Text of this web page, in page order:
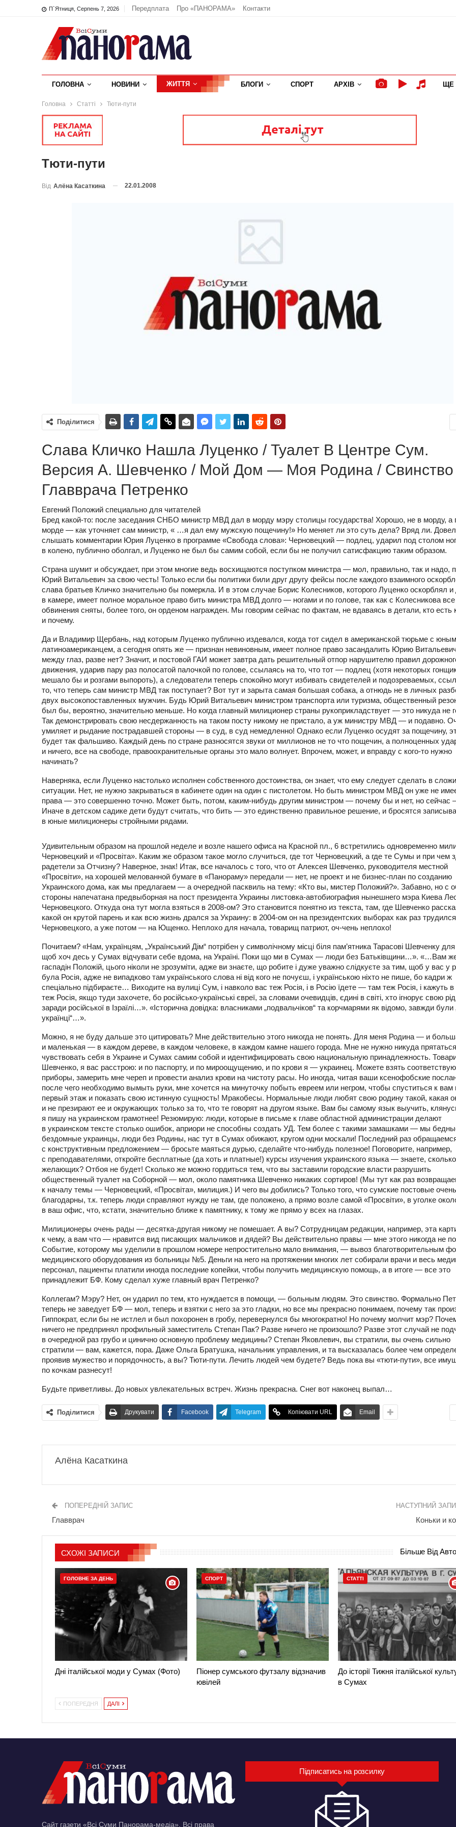
П`ятниця, Серпень 7, 2026 Передплата Про «ПАНОРАМА» Контакти
ГОЛОВНА НОВИНИ ЖИТТЯ БЛОГИ СПОРТ АРХІВ ЩЕ
Головна Статті Тюти-пути
Тюти-пути
Від Алёна Касаткина 22.01.2008
Поділитися
Слава Кличко Нашла Луценко / Туалет В Центре Сум.
Версия А. Шевченко / Мой Дом — Моя Родина / Свинство
Главврача Петренко
Евгений Положий специально для читателей
Бред какой-то: после заседания СНБО министр МВД дал в морду мэру столицы государства! Хорошо, не в морду, а
морде — как уточняет сам министр, « …я дал ему мужскую пощечину!» Но меняет ли это суть дела? Вряд ли.
слышать комментарии Юрия Луценко в программе «Свобода слова»: Черновецкий — подлец, ударил под столом
в колено, публично оболгал, и Луценко не был бы самим собой, если бы не получил сатисфакцию таким образом.
Страна шумит и обсуждает, при этом многие ведь восхищаются поступком министра — мол, правильно, так и надо,
Юрий Витальевич за свою честь! Только если бы политики били друг другу фейсы после каждого взаимного
слава братьев Кличко значительно бы померкла. И в этом случае Борис Колесников, которого Луценко оскорблял
в камере, имеет полное моральное право бить министра МВД долго — ногами и по голове, так как с Колесникова все
обвинения сняты, более того, он орденом награжден. Мы говорим сейчас по фактам, не вдаваясь в детали, кто есть
и почему.
Да и Владимир Щербань, над которым Луценко публично издевался, когда тот сидел в американской тюрьме с юным
латиноамериканцем, а сегодня опять же — признан невиновным, имеет полное право засандалить Юрию
между глаз, разве нет? Значит, и постовой ГАИ может завтра дать решительный отпор нарушителю правил
движения, ударив пару раз полосатой палочкой по голове, ссылаясь на то, что тот — подлец (хотя некоторых
мешало бы и розгами выпороть), а следователи теперь спокойно могут избивать свидетелей и подозреваемых,
то, что теперь сам министр МВД так поступает? Вот тут и зарыта самая большая собака, а отнюдь не в личных
двух высокопоставленных мужчин. Будь Юрий Витальевич министром транспорта или туризма, общественный
был бы, вероятно, значительно меньше. Но когда главный милиционер страны рукоприкладствует — это никуда не
Так демонстрировать свою несдержанность на таком посту никому не пристало, а уж министру МВД — и подавно.
умиляет и рыдание пострадавшей стороны — в суд, в суд немедленно! Однако если Луценко осудят за пощечину,
будет так фальшиво. Каждый день по стране разносятся звуки от миллионов не то что пощечин, а полноценных
и ничего, все на свободе, правоохранительные органы это мало волнует. Впрочем, может, и вправду с кого-то нужно
начинать?
Наверняка, если Луценко настолько исполнен собственного достоинства, он знает, что ему следует сделать в
ситуации. Нет, не нужно закрываться в кабинете один на один с пистолетом. Но быть министром МВД он уже не
права — это совершенно точно. Может быть, потом, каким-нибудь другим министром — почему бы и нет, но сейчас
Иначе в детском садике дети будут считать, что бить — это единственно правильное решение, и бросятся
в юные милиционеры стройными рядами.
Удивительным образом на прошлой неделе и возле нашего офиса на Красной пл., 6 встретились одновременно
Черновецкий и «Просвіта». Каким же образом такое могло случиться, где тот Черновецкий, а где те Сумы и при чем
радетели за Отчизну? Наверное, знак! Итак, все началось с того, что от Алексея Шевченко, руководителя местной
«Просвіти», на хорошей мелованной бумаге в «Панораму» передали — нет, не проект и не бизнес-план по созданию
Украинского дома, как мы предлагаем — а очередной пасквиль на тему: «Кто вы, мистер Положий?». Забавно, но с
стороны напечатана предвыборная на пост президента Украины листовка-автобиография нынешнего мэра Киева
Черновецкого. Откуда она тут могла взяться в 2008-ом? Это становится понятно из текста, там, где Шевченко
какой он крутой парень и как всю жизнь дрался за Украину: в 2004-ом он на президентских выборах как раз
Черновецкого, а уже потом — на Ющенко. Неплохо для начала, товарищ патриот, оч-чень неплохо!
Почитаем? «Нам, українцям, „Український Дім“ потрібен у символічному місці біля пам’ятника Тарасові Шевченку для
щоб хоч десь у Сумах відчувати себе вдома, на Україні. Поки що ми в Сумах — люди без Батьківщини…». «…Вам
гаспадін Положій, цього ніколи не зрозуміти, адже ви знаєте, що робите і дуже уважно слідкуєте за тим, щоб у вас у
була Росія, адже не випадково там українського слова ні від кого не почуєш, і українською ніхто не пише, бо кадри ж
спеціально підбираєте… Виходите на вулиці Сум, і навколо вас теж Росія, і в Росію їдете — там теж Росія, і кажуть в
теж Росія, якщо туди захочете, бо російсько-українські євреї, за словами очевидців, єдині в світі, хто ігнорує свою
заради російської в Ізраїлі…». «Історична довідка: власниками „подвальчіков“ та корчмарями як відомо, завжди були
українці“…».
Можно, я не буду дальше это цитировать? Мне действительно этого никогда не понять. Для меня Родина — и
и маленькая — в каждом дереве, в каждом человеке, в каждом камне нашего города. Мне не нужно никуда
чувствовать себя в Украине и Сумах самим собой и идентифицировать свою национальную принадлежность.
Шевченко, я вас расстрою: и по паспорту, и по мироощущению, и по крови я — украинец. Можете взять
приборы, замерить мне череп и провести анализ крови на чистоту расы. Но иногда, читая ваши ксенофобские
после чего необходимо вымыть руки, мне хочется на минуточку побыть евреем или негром, чтобы спуститься к вам
первый этаж и показать свою истинную сущность! Мракобесы. Нормальные люди любят свою родину такой, какая
и не презирают ее и окружающих только за то, что те говорят на другом языке. Вам бы самому язык выучить,
я пишу на украинском грамотнее! Резюмирую: люди, которые в письме к главе областной администрации делают
в украинском тексте столько ошибок, априори не способны создать УД. Тем более с такими замашками — мы
бездомные украинцы, люди без Родины, нас тут в Сумах обижают, кругом одни москали! Последний раз
с конструктивным предложением — бросьте маяться дурью, сделайте что-нибудь полезное! Поговорите, например,
с преподавателями, откройте бесплатные (да хоть и платные!) курсы изучения украинского языка — знаете, сколько
желающих? Отбоя не будет! Сколько же можно гордиться тем, что вы заставили городские власти разрушить
общественный туалет на Соборной — мол, около памятника Шевченко никаких сортиров! (Мы тут как раз
к началу темы — Черновецкий, «Просвіта», милиция.) И чего вы добились? Только того, что сумские постовые
благодарны, т.к. теперь люди справляют нужду не там, где положено, а прямо возле самой «Просвіти», в уголке
в ваш офис, что, кстати, значительно ближе к памятнику, к тому же прямо у всех на глазах.
Милиционеры очень рады — десятка-другая никому не помешает. А вы? Сотрудницам редакции, например, эта
к чему, а вам что — нравится вид писающих мальчиков и дядей? Вы действительно правы — мне этого никогда не
Событие, которому мы уделили в прошлом номере непростительно мало внимания, — вывоз благотворительным
медицинского оборудования из больницы №5. Деньги на него на протяжении многих лет собирали врачи и весь
персонал, пациенты платили иногда последние копейки, чтобы получить медицинскую помощь, а в итоге — все это
принадлежит БФ. Кому сделал хуже главный врач Петренко?
Коллегам? Мэру? Нет, он ударил по тем, кто нуждается в помощи, — больным людям. Это свинство. Формально
теперь не заведует БФ — мол, теперь и взятки с него за это гладки, но все мы прекрасно понимаем, почему так
Гиппократ, если бы не истлел и был похоронен в гробу, перевернулся бы многократно! Но почему молчит мэр?
ничего не предпринял профильный заместитель Степан Пак? Разве ничего не произошло? Разве этот случай не
в очередной раз грубо и цинично основную проблему медицины? Степан Яковлевич, вы стратили, вы очень сильно
стратили — вам, кажется, пора. Даже Ольга Братушка, начальник управления, и та высказалась более чем
проявив мужество и порядочность, а вы? Тюти-пути. Лечить людей чем будете? Ведь пока вы «тюти-пути», все
по кочкам разнесут!
Будьте приветливы. До новых увлекательных встреч. Жизнь прекрасна. Снег вот наконец выпал…
Поділитися Друкувати Facebook Telegram Копіювати URL Email
Алёна Касаткина
ПОПЕРЕДНІЙ ЗАПИС
Главврач
НАСТУПНИЙ
Коньки и
СХОЖІ ЗАПИСИ Більше Від
ГОЛОВНЕ ЗА ДЕНЬ
Дні італійської моди у Сумах (Фото)
СПОРТ
Піонер сумського футзалу відзначив
ювілей
СТАТТІ
До історії Тижня італійської
в Сумах
ПОПЕРЕДНЯ ДАЛІ
Сайт газети «Всі Суми Панорама-медіа». Всі права
Підписатись на розсилку